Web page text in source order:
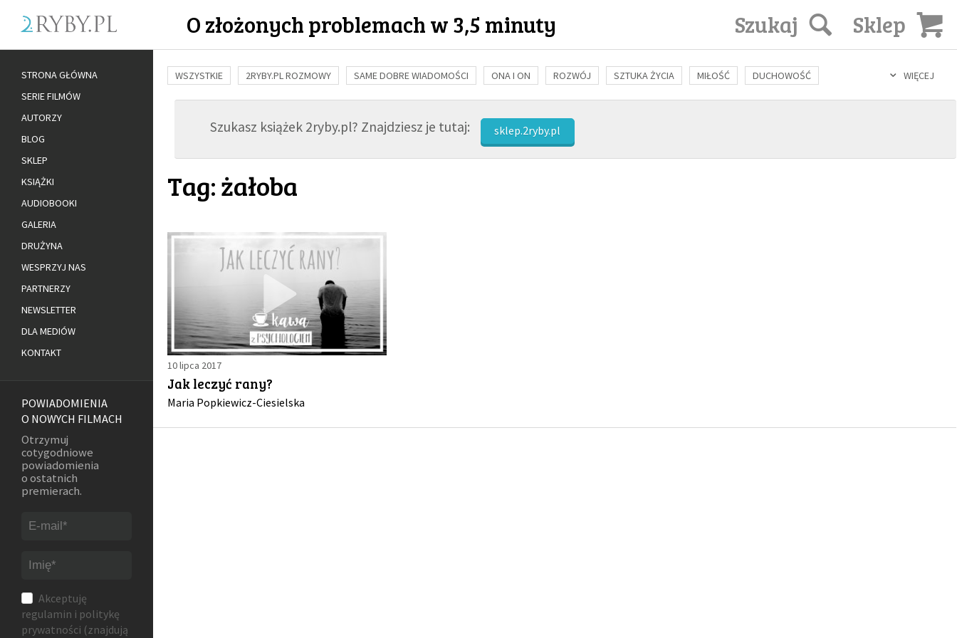
O złożonych problemach w 3,5 minuty Sklep
Szukaj
WIĘCEJ
WSZYSTKIE 2RYBY.PL ROZMOWY SAME DOBRE WIADOMOŚCI ONA I ON ROZWÓJ SZTUKA ŻYCIA MIŁOŚĆ DUCHOWOŚĆ
BUDOWANIE WIĘZI RODZINA NAUKA BIBLIA KOBIETA MĘŻCZYZNA RELIGIE FILOZOFIA KULTURA ŚWIĘCI SEKS IN VITRO
ADOPCJASzukasz książek 2ryby.pl? Znajdziesz je tutaj: sklep.2ryby.pl
Tag: żałoba
10 lipca 2017
Jak leczyć rany?
Maria Popkiewicz-Ciesielska
STRONA GŁÓWNA
SERIE FILMÓW
AUTORZY
BLOG
SKLEP
KSIĄŻKI
AUDIOBOOKI
GALERIA
DRUŻYNA
WESPRZYJ NAS
PARTNERZY
NEWSLETTER
DLA MEDIÓW
KONTAKT
POWIADOMIENIA
O NOWYCH FILMACH
Otrzymuj
cotygodniowe
powiadomienia
o ostatnich
premierach.
Akceptuję
regulamin i politykę
prywatności (znajdują